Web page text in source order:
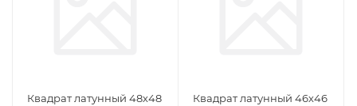
Квадрат латунный 48х48
Квадрат латунный 46х46